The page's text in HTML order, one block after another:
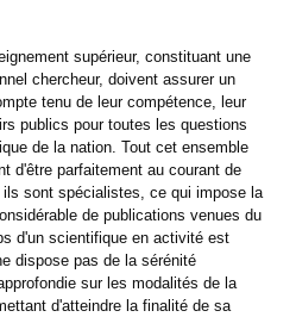
supérieur, constituant une
chercheur, doivent assurer un
tenu de leur compétence, leur
publics pour toutes les questions
de la nation. Tout cet ensemble
d'être parfaitement au courant de
ils sont spécialistes, ce qui impose la
de publications venues du
d'un scientifique en activité est
dispose pas de la sérénité
sur les modalités de la
d'atteindre la finalité de sa